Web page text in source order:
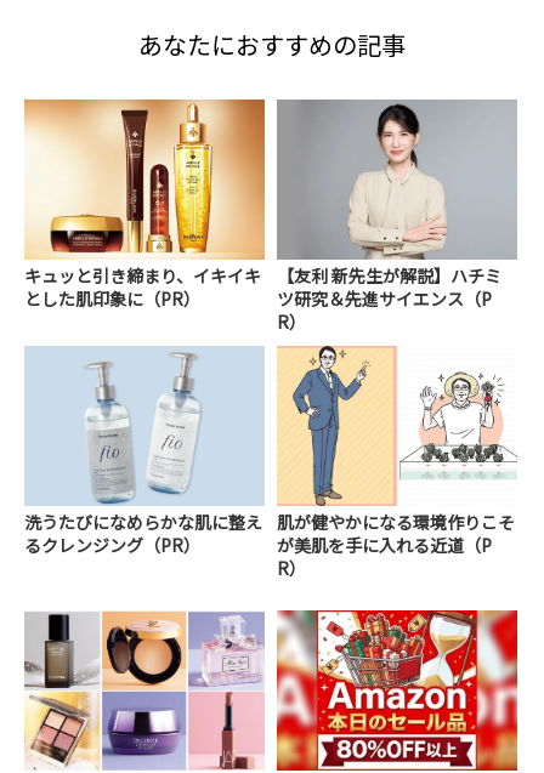
あなたにおすすめの記事
キュッと引き締まり、イキイキ
とした肌印象に（PR）
【友利 新先生が解説】ハチミ
ツ研究＆先進サイエンス（P
R）
洗うたびになめらかな肌に整え
るクレンジング（PR）
肌が健やかになる環境作りこそ
が美肌を手に入れる近道（P
R）